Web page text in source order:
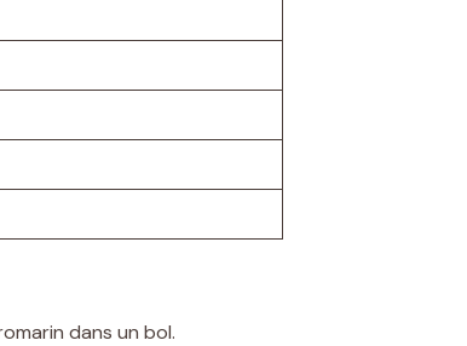
dans un bol.